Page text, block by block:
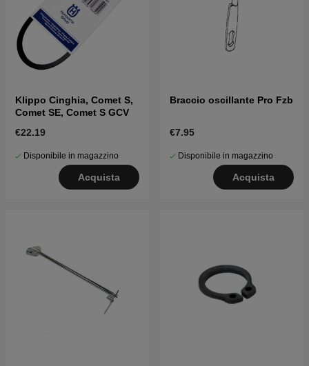
Klippo Cinghia, Comet S,
Comet SE, Comet S GCV
€22.19
Disponibile in magazzino
Acquista
Braccio oscillante Pro Fzb
€7.95
Disponibile in magazzino
Acquista